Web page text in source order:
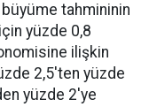
tahmininin
yüzde 0,8
ilişkin
2,5'ten yüzde
yüzde 2'ye